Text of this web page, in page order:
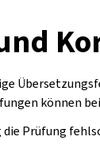
können
Prüfung